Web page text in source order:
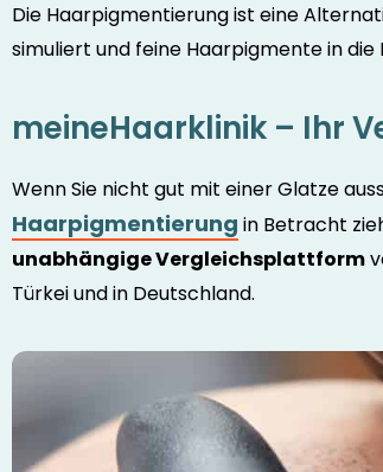
Die Haarpigmentierung ist eine
simuliert und feine Haarpigmente in
meineHaarklinik – Ihr
Wenn Sie nicht gut mit einer Glatze
Haarpigmentierung in Betracht
unabhängige Vergleichsplattform
Türkei und in Deutschland.